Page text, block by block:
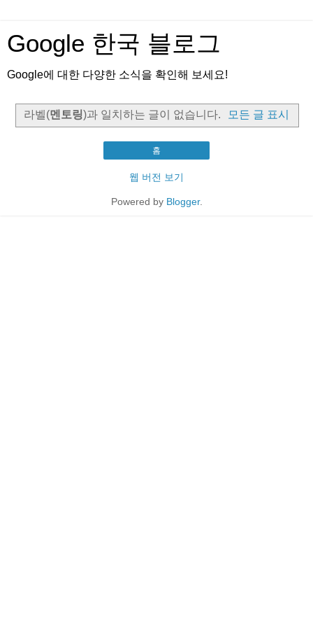
Google 한국 블로그
Google에 대한 다양한 소식을 확인해 보세요!
라벨(멘토링)과 일치하는 글이 없습니다. 모든 글 표시
홈
웹 버전 보기
Powered by Blogger.